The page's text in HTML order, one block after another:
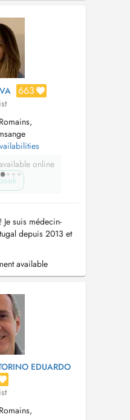
et de sa
soi...
663
online
suis médecin-
depuis 2013 et
suivantes:
*Aligneurs
*Blanchiment
available
EDUARDO